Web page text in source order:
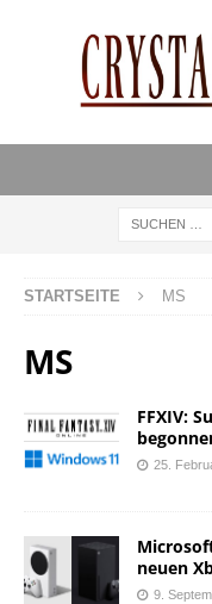
STARTSEITE MS
MS
FFXIV:
25.
neuen
9.